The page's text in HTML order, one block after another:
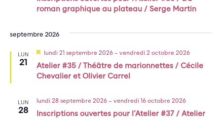
roman graphique au plateau / Serge Martin
septembre 2026
LUN
21
Atelier #35 / Théâtre de marionnettes / Cécile
Chevalier et Olivier Carrel
Mis
avant
lundi 21 septembre 2026– vendredi 2 octobre 2026
LUN
28
Inscriptions ouvertes pour l’Atelier #37 / Atelier
lundi 28 septembre 2026– vendredi 16 octobre 2026